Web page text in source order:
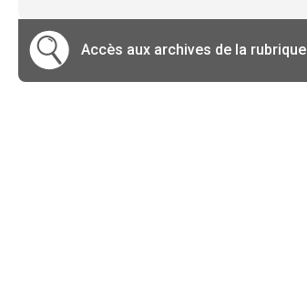
Accès aux archives de la rubrique